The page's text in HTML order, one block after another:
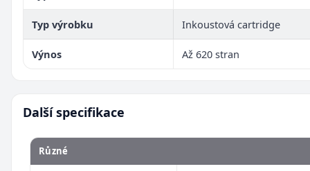
Typ výrobku Inkoustová cartridge
Výnos Až 620 stran
Další specifikace
Různé